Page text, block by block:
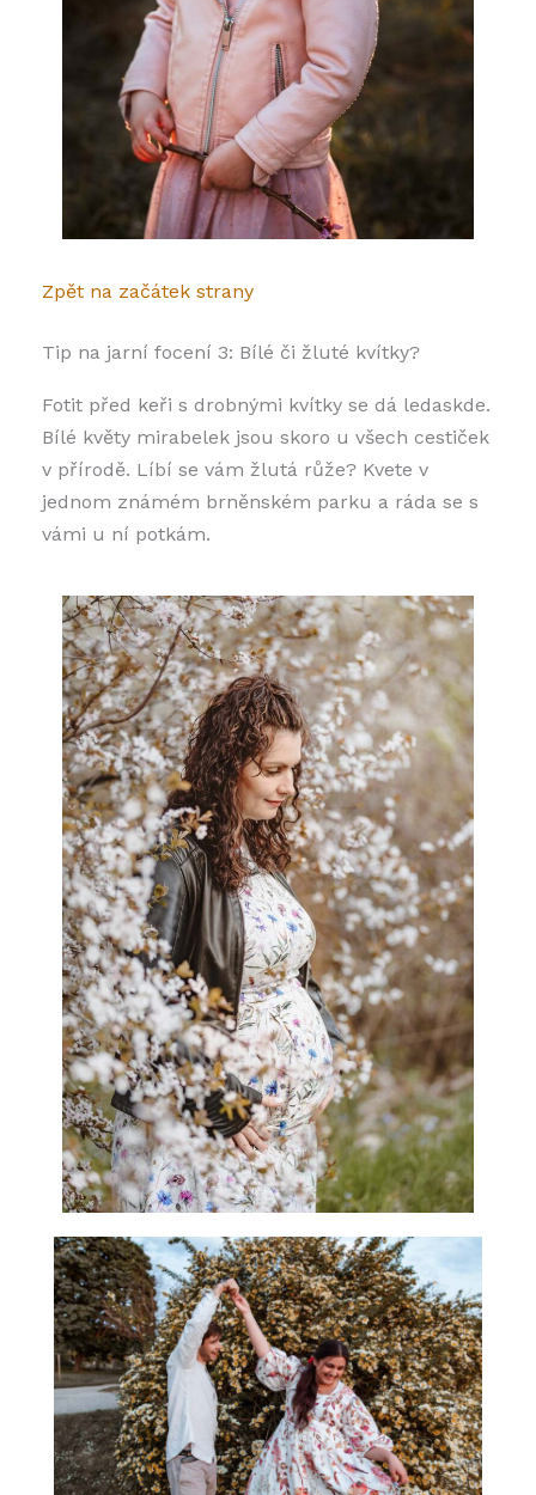
Zpět na začátek strany
Tip na jarní focení 3: Bílé či žluté kvítky?
Fotit před keři s drobnými kvítky se dá ledaskde.
Bílé květy mirabelek jsou skoro u všech cestiček
v přírodě. Líbí se vám žlutá růže? Kvete v
jednom známém brněnském parku a ráda se s
vámi u ní potkám.